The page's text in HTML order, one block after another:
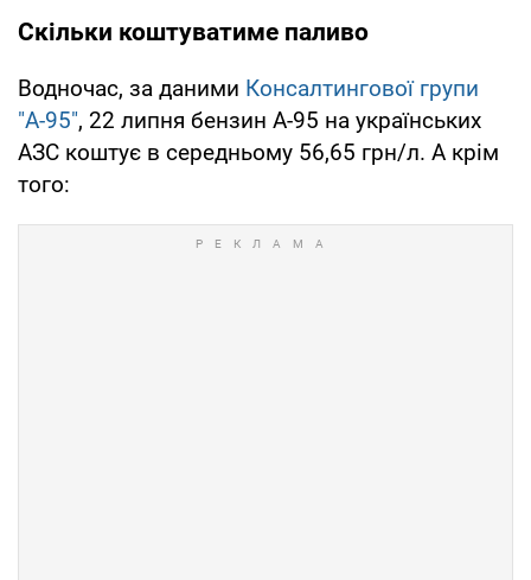
Скільки коштуватиме паливо
Водночас, за даними Консалтингової групи
"А-95", 22 липня бензин А-95 на українських
АЗС коштує в середньому 56,65 грн/л. А крім
того: